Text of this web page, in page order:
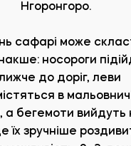
Нгоронгоро.
сафарі може
носороги
до доріг, леви
в
а бегемоти вийдуть
їх зручніше